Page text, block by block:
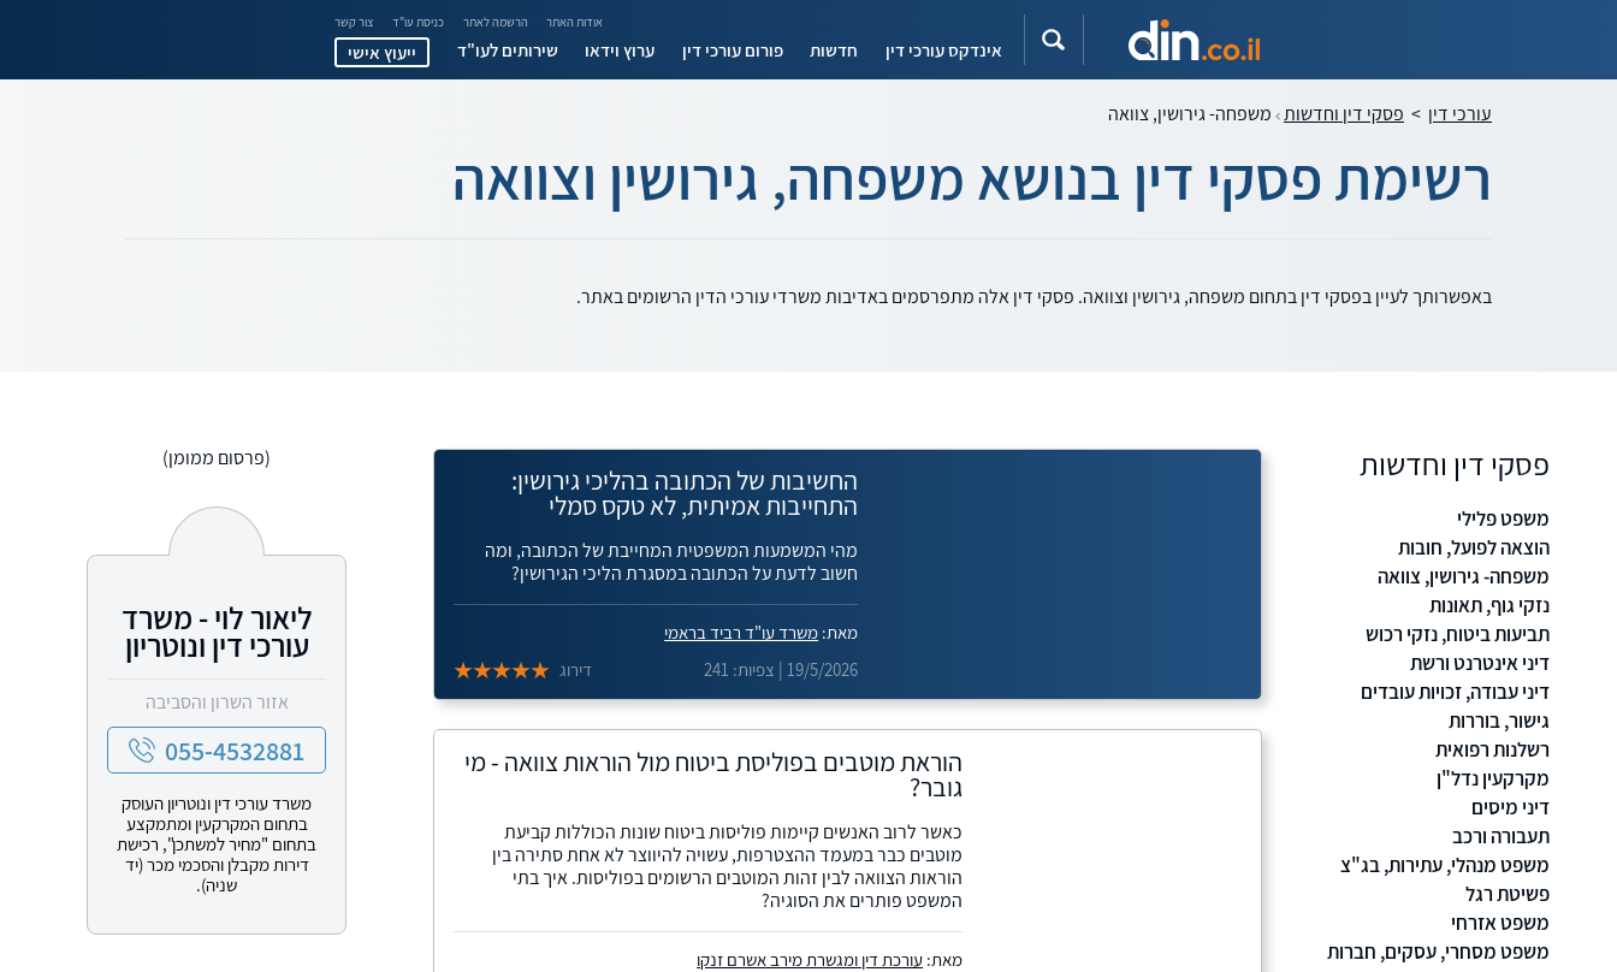
אודות האתר הרשמה לאתר כניסת עו"ד צור קשר
אינדקס עורכי דין חדשות פורום עורכי דין ערוץ וידאו שירותים לעו"ד ייעוץ אישי
עורכי דין > פסקי דין וחדשות משפחה- גירושין, צוואה
רשימת פסקי דין בנושא משפחה, גירושין וצוואה
באפשרותך לעיין בפסקי דין בתחום משפחה, גירושין וצוואה. פסקי דין אלה מתפרסמים באדיבות משרדי עורכי הדין הרשומים באתר.
פסקי דין וחדשות
משפט פלילי
הוצאה לפועל, חובות
משפחה- גירושין, צוואה
נזקי גוף, תאונות
תביעות ביטוח, נזקי רכוש
דיני אינטרנט ורשת
דיני עבודה, זכויות עובדים
גישור, בוררות
רשלנות רפואית
מקרקעין נדל"ן
דיני מיסים
תעבורה ורכב
משפט מנהלי, עתירות, בג"צ
פשיטת רגל
משפט אזרחי
משפט מסחרי, עסקים, חברות
החשיבות של הכתובה בהליכי גירושין:
התחייבות אמיתית, לא טקס סמלי
מהי המשמעות המשפטית המחייבת של הכתובה, ומה
חשוב לדעת על הכתובה במסגרת הליכי הגירושין?
מאת: משרד עו"ד רביד בראמי
19/5/2026 | צפיות: 241
דירוג
הוראת מוטבים בפוליסת ביטוח מול הוראות צוואה - מי
גובר?
כאשר לרוב האנשים קיימות פוליסות ביטוח שונות הכוללות קביעת
מוטבים כבר במעמד ההצטרפות, עשויה להיווצר לא אחת סתירה בין
הוראות הצוואה לבין זהות המוטבים הרשומים בפוליסות. איך בתי
המשפט פותרים את הסוגיה?
מאת: עורכת דין ומגשרת מירב אשרם זנקו
(פרסום ממומן)
ליאור לוי - משרד
עורכי דין ונוטריון
אזור השרון והסביבה
055-4532881
משרד עורכי דין ונוטריון העוסק
בתחום המקרקעין ומתמקצע
בתחום "מחיר למשתכן", רכישת
דירות מקבלן והסכמי מכר (יד
שניה).